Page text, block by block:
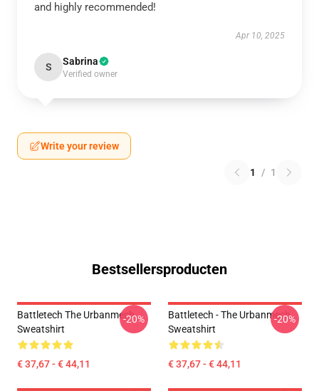
and highly recommended!
Apr 10, 2025
S Sabrina
Verified owner
Write your review
1 / 1
Bestsellersproducten
Battletech The Urbanmech
Sweatshirt
€ 37,67 - € 44,11
-20%
Battletech - The Urbanmech
Sweatshirt
€ 37,67 - € 44,11
-20%